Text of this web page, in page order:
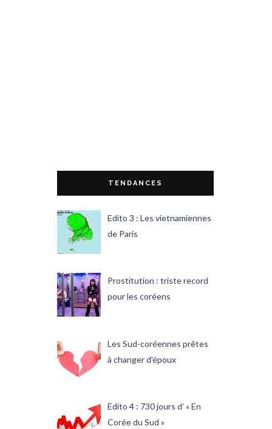
TENDANCES
Edito 3 : Les vietnamiennes
de Paris
Prostitution : triste record
pour les coréens
Les Sud-coréennes prêtes
à changer d'époux
Edito 4 : 730 jours d’ « En
Corée du Sud »